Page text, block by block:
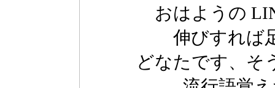
おはようの
伸びすれば
どなたです、そ